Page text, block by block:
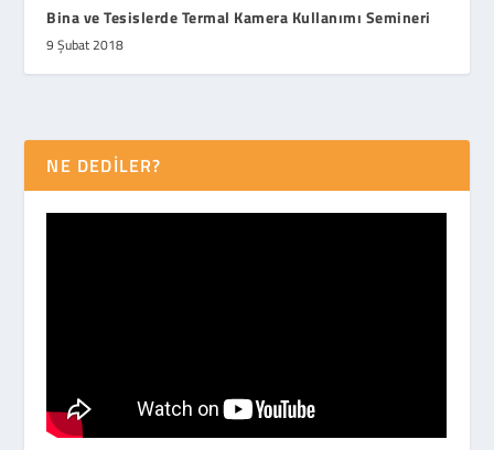
Bina ve Tesislerde Termal Kamera Kullanımı Semineri
9 Şubat 2018
NE DEDİLER?